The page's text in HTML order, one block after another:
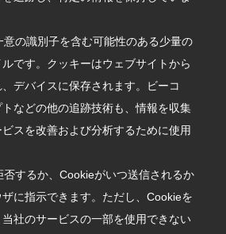
の識別子を含む可能性のある少量の
です。クッキーはウェブサイトから
デバイスに保存されます。ビーコ
などの他の追跡技術も、情報を収集
スを改善および分析するために使用
するか、Cookieがいつ送信されるか
に指示できます。ただし、Cookieを
社のサービスの一部を使用できない